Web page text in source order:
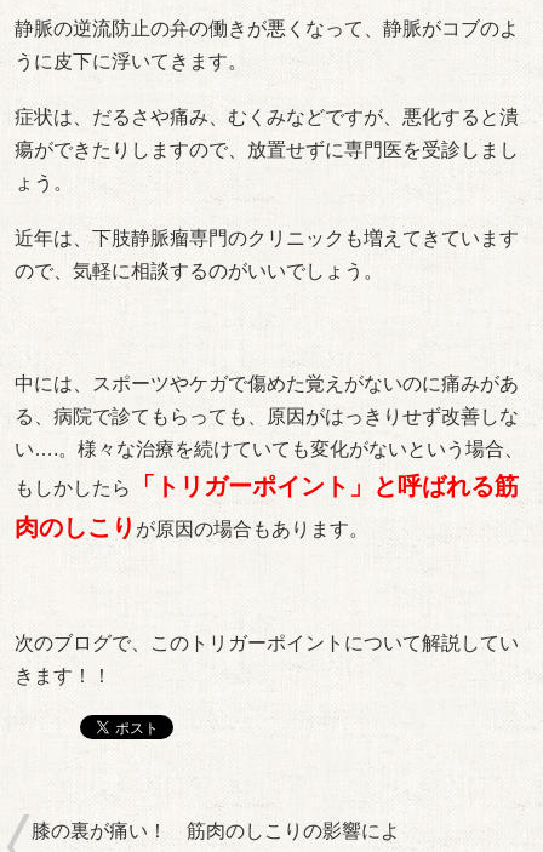
静脈の逆流防止の弁の働きが悪くなって、静脈がコブのよ
うに皮下に浮いてきます。
症状は、だるさや痛み、むくみなどですが、悪化すると潰
瘍ができたりしますので、放置せずに専門医を受診しまし
ょう。
近年は、下肢静脈瘤専門のクリニックも増えてきています
ので、気軽に相談するのがいいでしょう。
中には、スポーツやケガで傷めた覚えがないのに痛みがあ
る、病院で診てもらっても、原因がはっきりせず改善しな
い….。様々な治療を続けていても変化がないという場合、
もしかしたら
「トリガーポイント」と呼ばれる筋
肉のしこり が原因の場合もあります。
次のブログで、このトリガーポイントについて解説してい
きます！！
膝の裏が痛い！ 筋肉のしこりの影響によ